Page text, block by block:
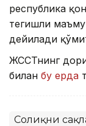
республика
тегишли
дейилади
ЖССТнинг
билан бу ерда
Соғлиқни